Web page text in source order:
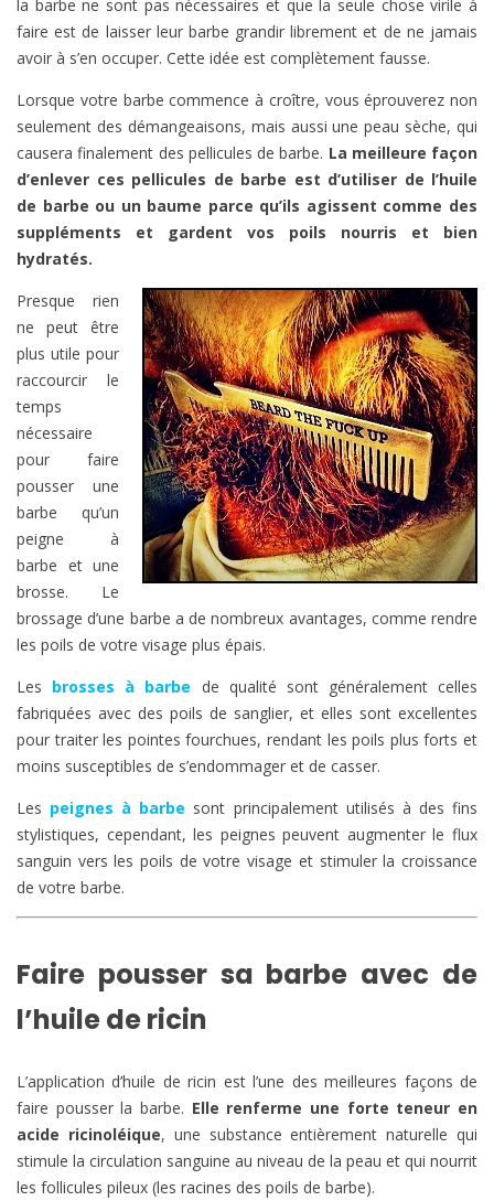
la barbe ne sont pas nécessaires et que la seule chose virile à
faire est de laisser leur barbe grandir librement et de ne jamais
avoir à s’en occuper. Cette idée est complètement fausse.
Lorsque votre barbe commence à croître, vous éprouverez non
seulement des démangeaisons, mais aussi une peau sèche, qui
causera finalement des pellicules de barbe. La meilleure façon
d’enlever ces pellicules de barbe est d’utiliser de l’huile
de barbe ou un baume parce qu’ils agissent comme des
suppléments et gardent vos poils nourris et bien
hydratés.
Presque rien
ne peut être
plus utile pour
raccourcir le
temps
nécessaire
pour faire
pousser une
barbe qu’un
peigne à
barbe et une
brosse. Le
brossage d’une barbe a de nombreux avantages, comme rendre
les poils de votre visage plus épais.
Les brosses à barbe de qualité sont généralement celles
fabriquées avec des poils de sanglier, et elles sont excellentes
pour traiter les pointes fourchues, rendant les poils plus forts et
moins susceptibles de s’endommager et de casser.
Les peignes à barbe sont principalement utilisés à des fins
stylistiques, cependant, les peignes peuvent augmenter le flux
sanguin vers les poils de votre visage et stimuler la croissance
de votre barbe.
Faire pousser sa barbe avec de
l’huile de ricin
L’application d’huile de ricin est l’une des meilleures façons de
faire pousser la barbe. Elle renferme une forte teneur en
acide ricinoléique, une substance entièrement naturelle qui
stimule la circulation sanguine au niveau de la peau et qui nourrit
les follicules pileux (les racines des poils de barbe).